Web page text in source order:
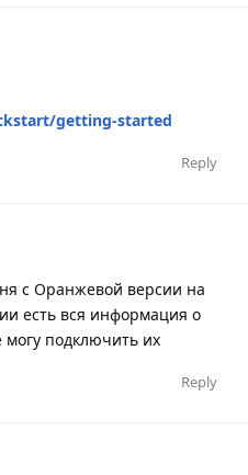
getting-started
Reply
с Оранжевой версии на
есть вся информация о
могу подключить их
Reply